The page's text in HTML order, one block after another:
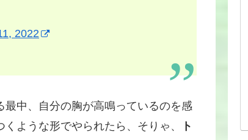
2022
中、自分の胸が高鳴っているのを感
ような形でやられたら、そりゃ、
ト